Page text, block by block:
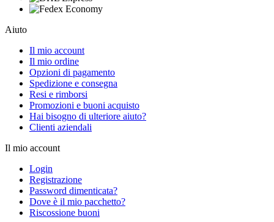
Aiuto
Il mio account
Il mio ordine
Opzioni di pagamento
Spedizione e consegna
Resi e rimborsi
Promozioni e buoni acquisto
Hai bisogno di ulteriore aiuto?
Clienti aziendali
Il mio account
Login
Registrazione
Password dimenticata?
Dove è il mio pacchetto?
Riscossione buoni